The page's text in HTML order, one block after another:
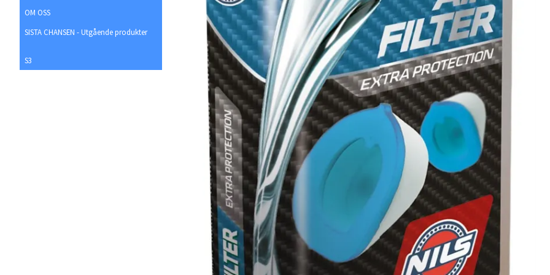
OM OSS
SISTA CHANSEN - Utgående produkter
S3